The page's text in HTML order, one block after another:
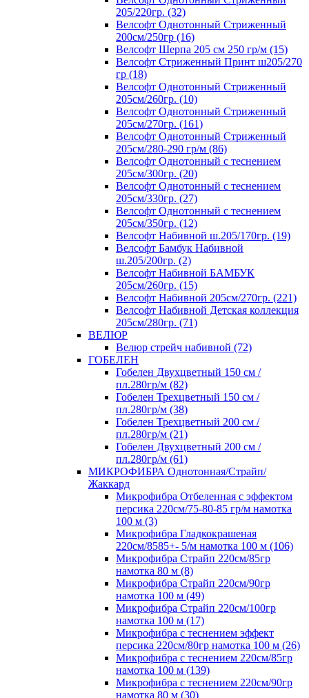
205/220гр. (32)
Велсофт Однотонный Стриженный
200см/250гр (16)
Велсофт Шерпа 205 см 250 гр/м (15)
Велсофт Стриженный Принт ш205/270
гр (18)
Велсофт Однотонный Стриженный
205см/260гр. (10)
Велсофт Однотонный Стриженный
205см/270гр. (161)
Велсофт Однотонный Стриженный
205см/280-290 гр/м (86)
Велсофт Однотонный с теснением
205см/300гр. (20)
Велсофт Однотонный с теснением
205см/330гр. (27)
Велсофт Однотонный с теснением
205см/350гр. (12)
Велсофт Набивной ш.205/170гр. (19)
Велсофт Бамбук Набивной
ш.205/200гр. (2)
Велсофт Набивной БАМБУК
205см/260гр. (15)
Велсофт Набивной 205см/270гр. (221)
Велсофт Набивной Детская коллекция
205см/280гр. (71)
ВЕЛЮР
Велюр стрейч набивной (72)
ГОБЕЛЕН
Гобелен Двухцветный 150 см /
пл.280гр/м (82)
Гобелен Трехцветный 150 см /
пл.280гр/м (38)
Гобелен Трехцветный 200 см /
пл.280гр/м (21)
Гобелен Двухцветный 200 см /
пл.280гр/м (61)
МИКРОФИБРА Однотонная/Страйп/
Жаккард
Микрофибра Отбеленная с эффектом
персика 220см/75-80-85 гр/м намотка
100 м (3)
Микрофибра Гладкокрашеная
220см/8585+- 5/м намотка 100 м (106)
Микрофибра Страйп 220см/85гр
намотка 80 м (8)
Микрофибра Страйп 220см/90гр
намотка 100 м (49)
Микрофибра Страйп 220см/100гр
намотка 100 м (17)
Микрофибра с теснением эффект
персика 220см/80гр намотка 100 м (26)
Микрофибра с теснением 220см/85гр
намотка 100 м (139)
Микрофибра с теснением 220см/90гр
намотка 80 м (30)